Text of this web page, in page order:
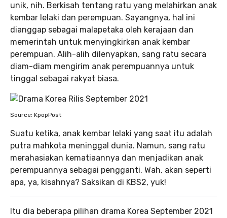
unik, nih. Berkisah tentang ratu yang melahirkan anak
kembar lelaki dan perempuan. Sayangnya, hal ini
dianggap sebagai malapetaka oleh kerajaan dan
memerintah untuk menyingkirkan anak kembar
perempuan. Alih-alih dilenyapkan, sang ratu secara
diam-diam mengirim anak perempuannya untuk
tinggal sebagai rakyat biasa.
Source: KpopPost
Suatu ketika, anak kembar lelaki yang saat itu adalah
putra mahkota meninggal dunia. Namun, sang ratu
merahasiakan kematiaannya dan menjadikan anak
perempuannya sebagai pengganti. Wah, akan seperti
apa, ya, kisahnya? Saksikan di KBS2, yuk!
Itu dia beberapa pilihan drama Korea September 2021